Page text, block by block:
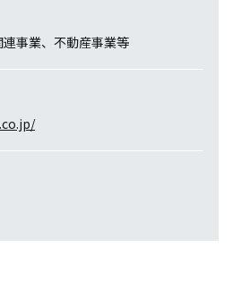
事業、不動産事業等